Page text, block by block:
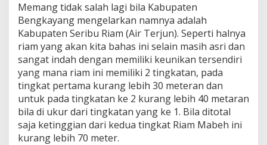
n
g
K
a
l
b
a
r
Memang tidak salah lagi bila Kabupaten
Bengkayang mengelarkan namnya adalah
Kabupaten Seribu Riam (Air Terjun). Seperti halnya
riam yang akan kita bahas ini selain masih asri dan
sangat indah dengan memiliki keunikan tersendiri
yang mana riam ini memiliki 2 tingkatan, pada
tingkat pertama kurang lebih 30 meteran dan
untuk pada tingkatan ke 2 kurang lebih 40 metaran
bila di ukur dari tingkatan yang ke 1. Bila ditotal
saja ketinggian dari kedua tingkat Riam Mabeh ini
kurang lebih 70 meter.